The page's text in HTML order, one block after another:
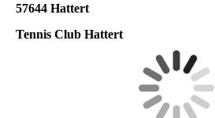
57644 Hattert
Tennis Club Hattert